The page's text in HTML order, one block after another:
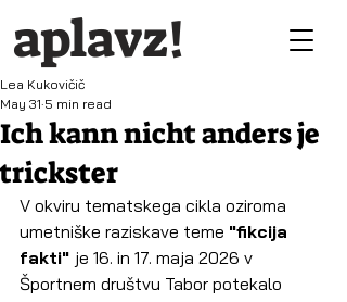
aplavz!
Ich kann nicht anders je
trickster
Lea Kukovičič
May 31 5 min read
V okviru tematskega cikla oziroma
umetniške raziskave teme "fikcija
fakti" je 16. in 17. maja 2026 v
Športnem društvu Tabor potekalo